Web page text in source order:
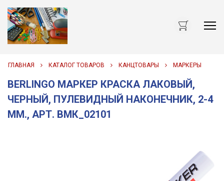
ГЛАВНАЯ КАТАЛОГ ТОВАРОВ КАНЦТОВАРЫ МАРКЕРЫ
BERLINGO МАРКЕР КРАСКА ЛАКОВЫЙ,
ЧЕРНЫЙ, ПУЛЕВИДНЫЙ НАКОНЕЧНИК, 2-4
ММ., АРТ. ВМК_02101